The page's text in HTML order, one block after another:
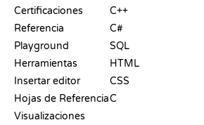
Certificaciones
Referencia
Playground
Herramientas
Insertar editor
Hojas de Referencia
Visualizaciones
C++
C#
SQL
HTML
CSS
C